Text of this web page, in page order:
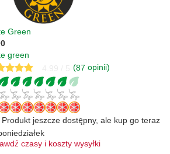
Green
green
(87 opinii)
Produkt jeszcze dostępny, ale kup go teraz
czasy i koszty wysyłki